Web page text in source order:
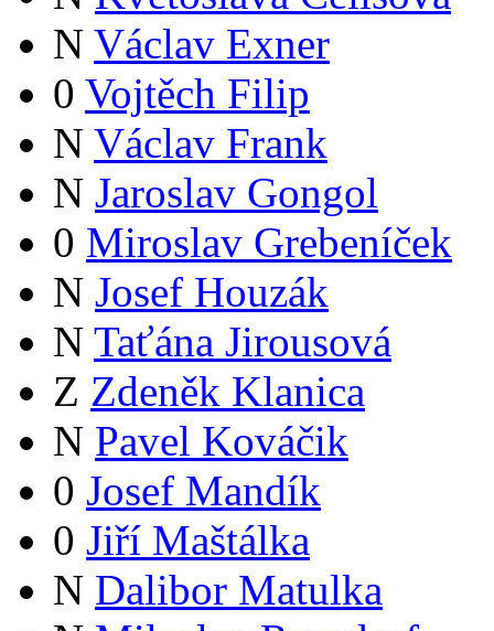
N Václav Exner
0 Vojtěch Filip
N Václav Frank
N Jaroslav Gongol
0 Miroslav Grebeníček
N Josef Houzák
N Taťána Jirousová
Z Zdeněk Klanica
N Pavel Kováčik
0 Josef Mandík
0 Jiří Maštálka
N Dalibor Matulka